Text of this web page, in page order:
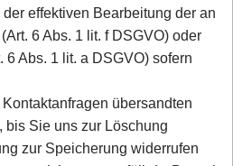
effektiven Bearbeitung der an
6 Abs. 1 lit. f DSGVO) oder
Abs. 1 lit. a DSGVO) sofern
übersandten
Sie uns zur Löschung
zur Speicherung widerrufen